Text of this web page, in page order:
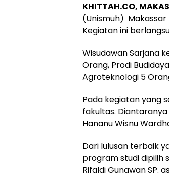
KHITTAH.CO,
(Unismuh) Makassar
Kegiatan ini
Wisudawan Sarjana
Orang, Prodi
Agroteknologi 5
Pada kegiatan yang
fakultas. Diantaranya
Hananu Wisnu
Dari lulusan terbaik
program studi dipilih
Rifaldi Gunawan SP.